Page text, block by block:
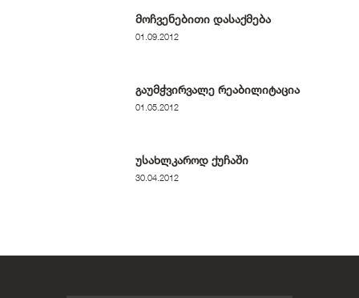
მოჩვენებითი დასაქმება
01.09.2012
გაუმჭვირვალე რეაბილიტაცია
01.05.2012
უსახლკაროდ ქუჩაში
30.04.2012